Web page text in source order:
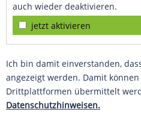
auch wieder deaktivieren.
jetzt aktivieren
Ich bin damit einverstanden,
angezeigt werden. Damit
Drittplattformen übermittelt
Datenschutzhinweisen.